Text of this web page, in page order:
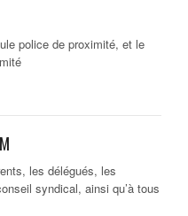
police de proximité, et le
les délégués, les
syndical, ainsi qu’à tous